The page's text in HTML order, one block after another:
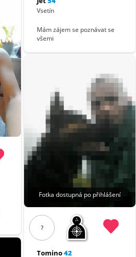
Vsetín
Mám zájem se poznávat se
všemi
Fotka dostupná po přihlášení
?
Tomino42